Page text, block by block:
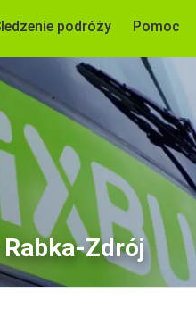
podróży Pomoc
Zdrój